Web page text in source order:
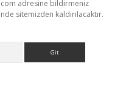
adresine bildirmeniz
sitemizden kaldırılacaktır.